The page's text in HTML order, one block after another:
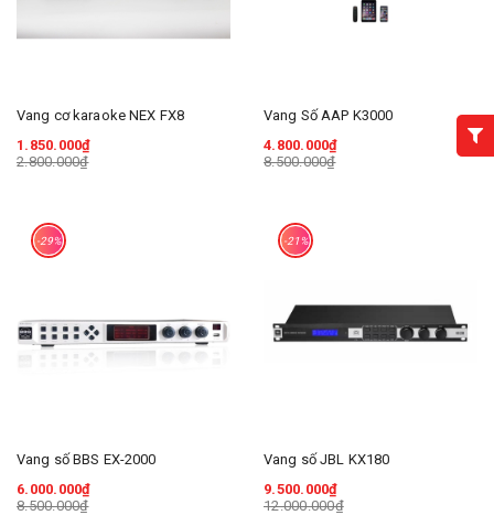
Vang cơ karaoke NEX FX8
1.850.000₫
2.800.000₫
Vang Số AAP K3000
4.800.000₫
8.500.000₫
-29%
Vang số BBS EX-2000
6.000.000₫
8.500.000₫
-21%
Vang số JBL KX180
9.500.000₫
12.000.000₫